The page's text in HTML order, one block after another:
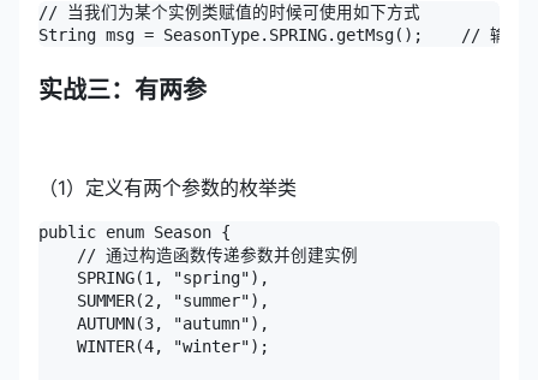
// 当我们为某个实例类赋值的时候可使用如下方式
String msg = SeasonType.SPRING.getMsg();    // 输出
实战三：有两参
（1）定义有两个参数的枚举类
public enum Season {
    // 通过构造函数传递参数并创建实例
    SPRING(1, "spring"),
    SUMMER(2, "summer"),
    AUTUMN(3, "autumn"),
    WINTER(4, "winter");